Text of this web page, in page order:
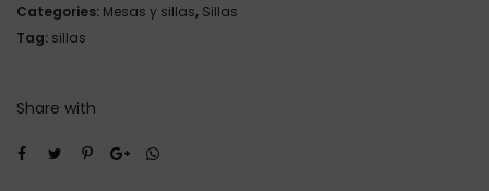
Categories: Mesas y sillas, Sillas
Tag: sillas
Share with